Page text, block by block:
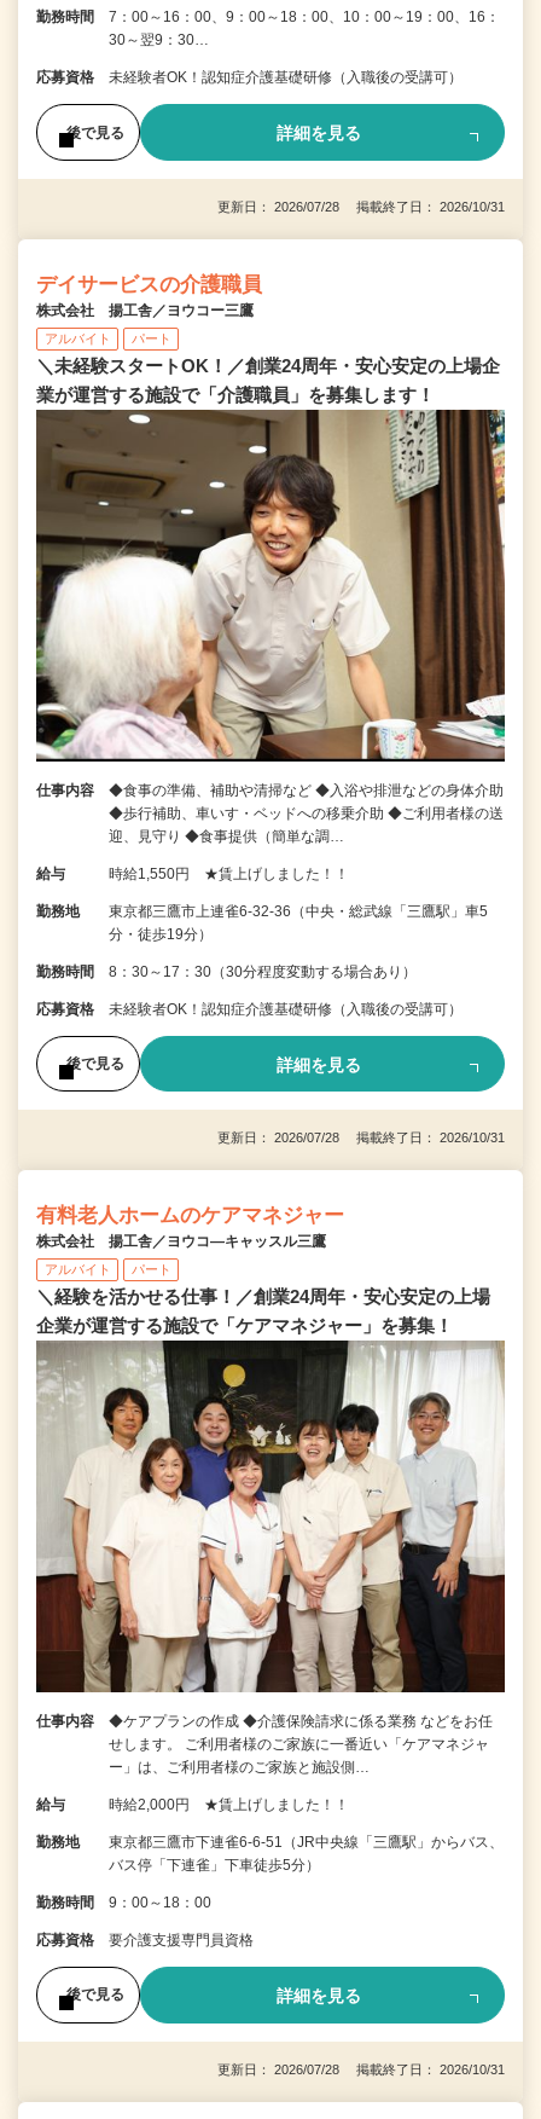
勤務時間
7：00～16：00、9：00～18：00、10：00～19：00、16：
30～翌9：30…
応募資格 未経験者OK！認知症介護基礎研修（入職後の受講可）
後で見る 詳細を見る
更新日： 2026/07/28 掲載終了日： 2026/10/31
デイサービスの介護職員
株式会社 揚工舎／ヨウコー三鷹
アルバイト パート
＼未経験スタートOK！／創業24周年・安心安定の上場企
業が運営する施設で「介護職員」を募集します！
仕事内容
◆食事の準備、補助や清掃など ◆入浴や排泄などの身体介助
◆歩行補助、車いす・ベッドへの移乗介助 ◆ご利用者様の送
迎、見守り ◆食事提供（簡単な調…
給与 時給1,550円 ★賃上げしました！！
勤務地
東京都三鷹市上連雀6-32-36（中央・総武線「三鷹駅」車5
分・徒歩19分）
勤務時間 8：30～17：30（30分程度変動する場合あり）
応募資格 未経験者OK！認知症介護基礎研修（入職後の受講可）
後で見る 詳細を見る
更新日： 2026/07/28 掲載終了日： 2026/10/31
有料老人ホームのケアマネジャー
株式会社 揚工舎／ヨウコ―キャッスル三鷹
アルバイト パート
＼経験を活かせる仕事！／創業24周年・安心安定の上場
企業が運営する施設で「ケアマネジャー」を募集！
仕事内容
◆ケアプランの作成 ◆介護保険請求に係る業務 などをお任
せします。 ご利用者様のご家族に一番近い「ケアマネジャ
ー」は、ご利用者様のご家族と施設側…
給与 時給2,000円 ★賃上げしました！！
勤務地
東京都三鷹市下連雀6‐6‐51（JR中央線「三鷹駅」からバス、
バス停「下連雀」下車徒歩5分）
勤務時間 9：00～18：00
応募資格 要介護支援専門員資格
後で見る 詳細を見る
更新日： 2026/07/28 掲載終了日： 2026/10/31